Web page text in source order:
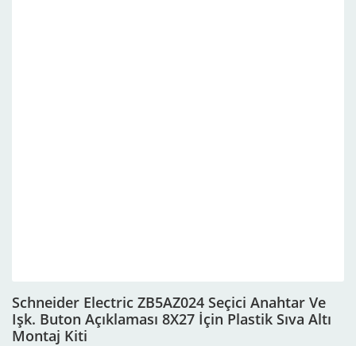
Schneider Electric ZB5AZ024 Seçici Anahtar Ve
Işk. Buton Açıklaması 8X27 İçin Plastik Sıva Altı
Montaj Kiti